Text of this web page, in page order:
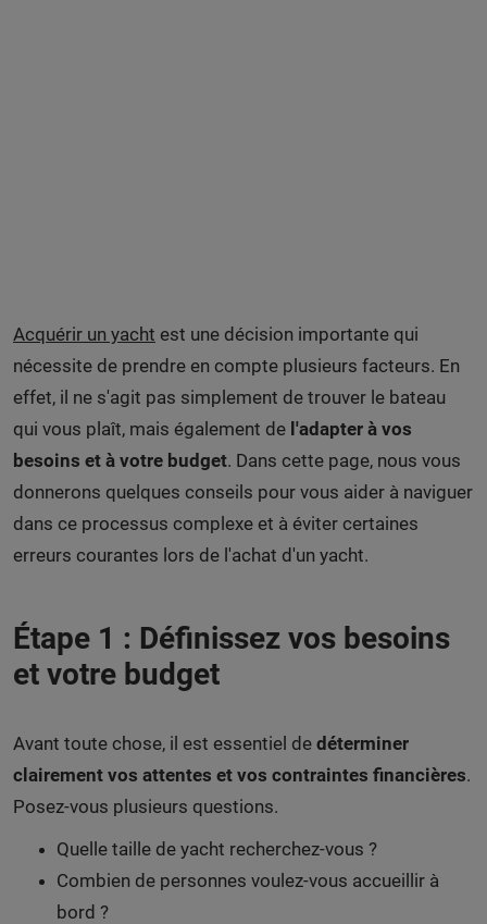
Acquérir un yacht est une décision importante qui
nécessite de prendre en compte plusieurs facteurs. En
effet, il ne s'agit pas simplement de trouver le bateau
qui vous plaît, mais également de l'adapter à vos
besoins et à votre budget. Dans cette page, nous vous
donnerons quelques conseils pour vous aider à naviguer
dans ce processus complexe et à éviter certaines
erreurs courantes lors de l'achat d'un yacht.
Étape 1 : Définissez vos besoins
et votre budget
Avant toute chose, il est essentiel de déterminer
clairement vos attentes et vos contraintes financières.
Posez-vous plusieurs questions.
Quelle taille de yacht recherchez-vous ?
Combien de personnes voulez-vous accueillir à
bord ?